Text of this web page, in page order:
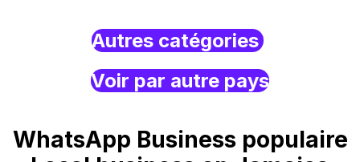
Autres catégories
Voir par autre pays
WhatsApp Business populaire